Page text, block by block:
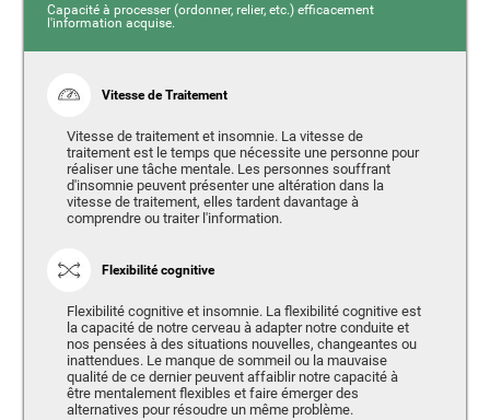
Capacité à processer (ordonner, relier, etc.) efficacement
l'information acquise.
Vitesse de Traitement
Vitesse de traitement et insomnie. La vitesse de
traitement est le temps que nécessite une personne pour
réaliser une tâche mentale. Les personnes souffrant
d'insomnie peuvent présenter une altération dans la
vitesse de traitement, elles tardent davantage à
comprendre ou traiter l'information.
Flexibilité cognitive
Flexibilité cognitive et insomnie. La flexibilité cognitive est
la capacité de notre cerveau à adapter notre conduite et
nos pensées à des situations nouvelles, changeantes ou
inattendues. Le manque de sommeil ou la mauvaise
qualité de ce dernier peuvent affaiblir notre capacité à
être mentalement flexibles et faire émerger des
alternatives pour résoudre un même problème.